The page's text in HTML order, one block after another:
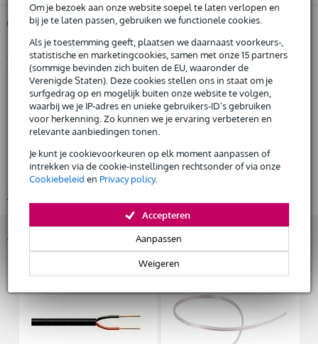
Om je bezoek aan onze website soepel te laten verlopen en
bij je te laten passen, gebruiken we functionele cookies.
Als je toestemming geeft, plaatsen we daarnaast voorkeurs-,
statistische en marketingcookies, samen met onze 15 partners
(sommige bevinden zich buiten de EU, waaronder de
Verenigde Staten). Deze cookies stellen ons in staat om je
surfgedrag op en mogelijk buiten onze website te volgen,
waarbij we je IP-adres en unieke gebruikers-ID’s gebruiken
voor herkenning. Zo kunnen we je ervaring verbeteren en
relevante aanbiedingen tonen.
Je kunt je cookievoorkeuren op elk moment aanpassen of
intrekken via de cookie-instellingen rechtsonder of via onze
Cookiebeleiden Privacy policy.
Weigeren
Aanpassen
Accepteren
Huur dit product
Huur dit product al vanaf 45 euro per maand
Huur meerdere producten tegelijk: min. € 300,- en max.
€ 2.500,-
Gratisthuisbezorgd of op te halen in de winkel
Al na 4 maanden maandelijks opzegbaar
De mogelijkheid om je product(en) met korting te kopen
Snelle vervanging door Bax Music bij een defect
Huur dit product
Productinformatie
Technische details:
nominale impedantie: 8 ohm
vermogen: 400 w aes
nominale diameter: 250 mm 10 inch
gevoeligheid: 102 db 1 w/1 m @ zn
minimale impedantie: 8,5 ohm